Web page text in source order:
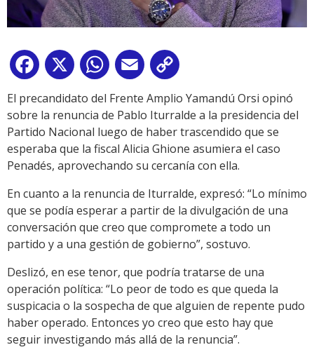
Facebook
X WhatsApp
Email
Link
El precandidato del Frente Amplio Yamandú Orsi opinó
sobre la renuncia de Pablo Iturralde a la presidencia del
Partido Nacional luego de haber trascendido que se
esperaba que la fiscal Alicia Ghione asumiera el caso
Penadés, aprovechando su cercanía con ella.
En cuanto a la renuncia de Iturralde, expresó: “Lo mínimo
que se podía esperar a partir de la divulgación de una
conversación que creo que compromete a todo un
partido y a una gestión de gobierno”, sostuvo.
Deslizó, en ese tenor, que podría tratarse de una
operación política: “Lo peor de todo es que queda la
suspicacia o la sospecha de que alguien de repente pudo
haber operado. Entonces yo creo que esto hay que
seguir investigando más allá de la renuncia”.